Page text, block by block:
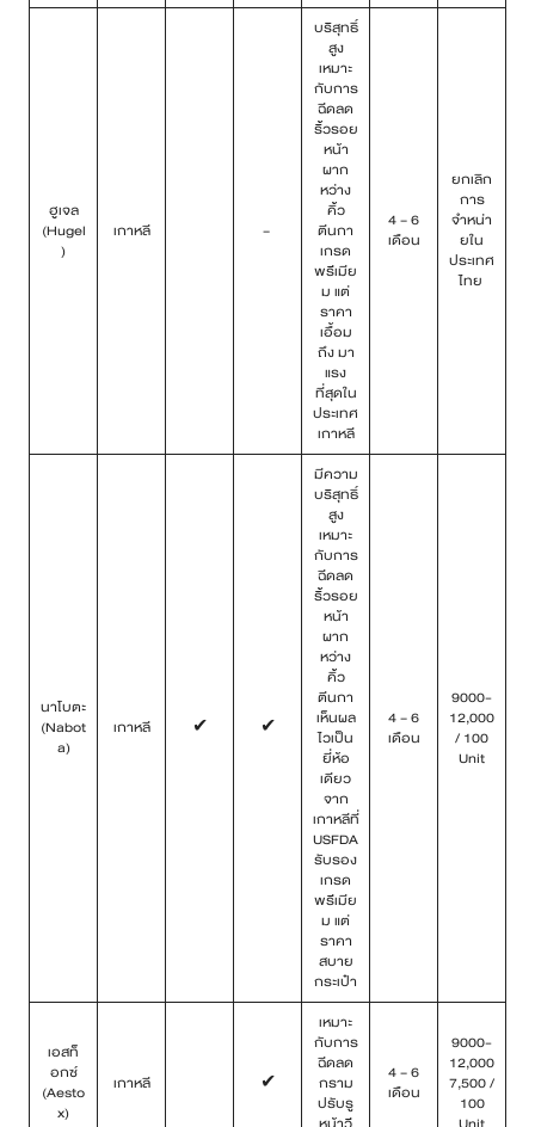
ฮูเจล
(Hugel
)
เกาหลี –
บริสุทธิ์
สูง
เหมาะ
กับการ
ฉีดลด
ริ้วรอย
หน้า
ผาก
หว่าง
คิ้ว
ตีนกา
เกรด
พรีเมีย
ม แต่
ราคา
เอื้อม
ถึง มา
แรง
ที่สุดใน
ประเทศ
เกาหลี
4 – 6
เดือน
ยกเลิก
การ
จำหน่า
ยใน
ประเทศ
ไทย
นาโบตะ
(Nabot
a)
เกาหลี ✔ ✔
มีความ
บริสุทธิ์
สูง
เหมาะ
กับการ
ฉีดลด
ริ้วรอย
หน้า
ผาก
หว่าง
คิ้ว
ตีนกา
เห็นผล
ไวเป็น
ยี่ห้อ
เดียว
จาก
เกาหลีที่
USFDA
รับรอง
เกรด
พรีเมีย
ม แต่
ราคา
สบาย
กระเป๋า
4 – 6
เดือน
9000-
12,000
/ 100
Unit
เอสท็
อกซ์
(Aesto
x)
เกาหลี ✔
เหมาะ
กับการ
ฉีดลด
กราม
ปรับรู
4 – 6
เดือน
9000-
12,000
7,500 /
100